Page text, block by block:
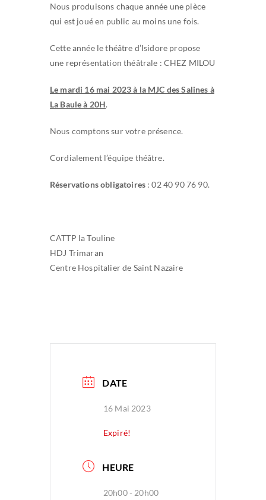
Nous produisons chaque année une pièce
qui est joué en public au moins une fois.
Cette année le théâtre d’Isidore propose
une représentation théâtrale : CHEZ MILOU
Le mardi 16 mai 2023 à la MJC des Salines à
La Baule à 20H.
Nous comptons sur votre présence.
Cordialement l’équipe théâtre.
Réservations obligatoires : 02 40 90 76 90.
CATTP la Touline
HDJ Trimaran
Centre Hospitalier de Saint Nazaire
DATE
16 Mai 2023
Expiré!
HEURE
20h00 - 20h00